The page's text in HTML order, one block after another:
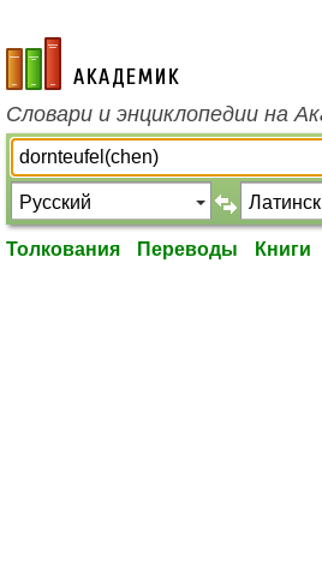
academic.ru
Словари и энциклопедии на
Толкования Переводы Книги